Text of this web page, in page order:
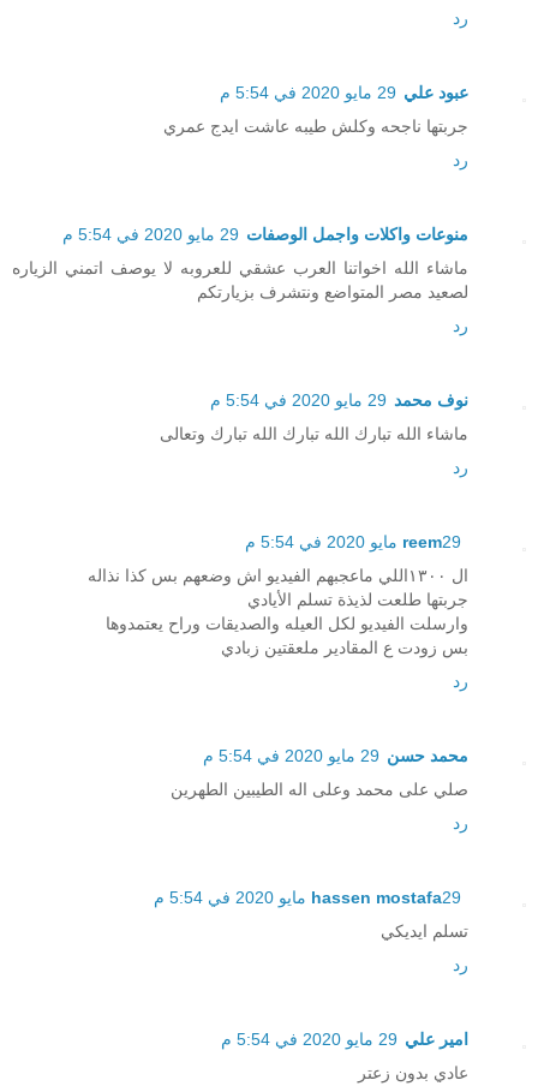
رد
عبود علي 29 مايو 2020 في 5:54 م
جربتها ناجحه وكلش طيبه عاشت ايدج عمري
رد
منوعات واكلات واجمل الوصفات 29 مايو 2020 في 5:54 م
ماشاء الله اخواتنا العرب عشقي للعروبه لا يوصف اتمني الزياره
لصعيد مصر المتواضع ونتشرف بزيارتكم
رد
نوف محمد 29 مايو 2020 في 5:54 م
ماشاء الله تبارك الله تبارك الله تبارك وتعالى
رد
reem29 مايو 2020 في 5:54 م
ال ١٣٠٠اللي ماعجبهم الفيديو اش وضعهم بس كذا نذاله
جربتها طلعت لذيذة تسلم الأيادي
وارسلت الفيديو لكل العيله والصديقات وراح يعتمدوها
بس زودت ع المقادير ملعقتين زبادي
رد
محمد حسن 29 مايو 2020 في 5:54 م
صلي على محمد وعلى اله الطيبين الطهرين
رد
hassen mostafa29 مايو 2020 في 5:54 م
تسلم ايديكي
رد
امير علي 29 مايو 2020 في 5:54 م
عادي بدون زعتر